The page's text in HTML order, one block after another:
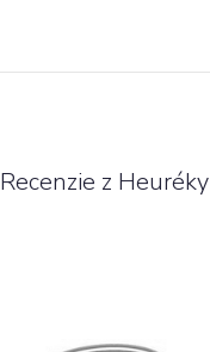
Recenzie z Heuréky